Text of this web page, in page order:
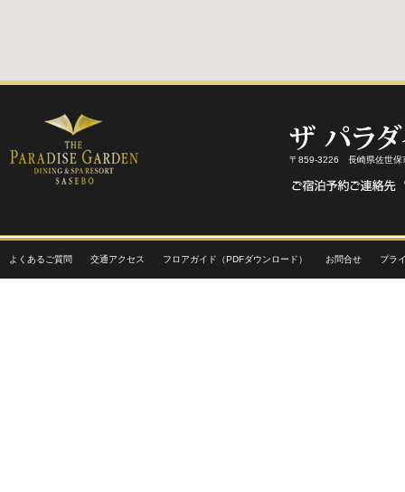
〒859-3226 長崎県佐世保
よくあるご質問 交通アクセス フロアガイド（PDFダウンロード） お問合せ プラ